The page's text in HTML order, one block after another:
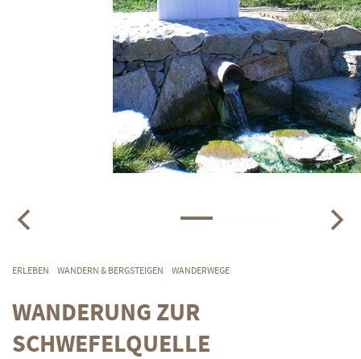
ERLEBEN WANDERN & BERGSTEIGEN WANDERWEGE
WANDERUNG ZUR
SCHWEFELQUELLE